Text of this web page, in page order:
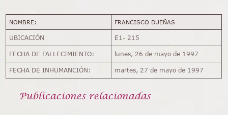
NOMBRE: FRANCISCO DUEÑAS
UBICACIÓN E1- 215
FECHA DE FALLECIMIENTO: lunes, 26 de mayo de 1997
FECHA DE INHUMANCIÓN: martes, 27 de mayo de 1997
Publicaciones relacionadas